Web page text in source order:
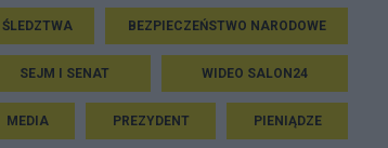
ŚLEDZTWA BEZPIECZEŃSTWO NARODOWE
SEJM I SENAT WIDEO SALON24
MEDIA PREZYDENT PIENIĄDZE